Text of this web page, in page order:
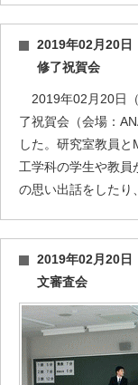
2019年02月20日
修了祝賀会
2019年02月20日
了祝賀会（会場：
した。研究室教員
工学科の学生や教員
の思い出話をしたり
2019年02月20
文審査会